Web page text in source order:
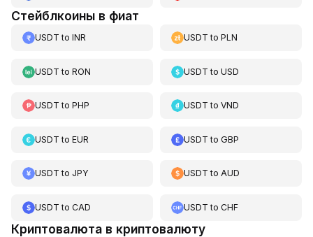
Стейблкоины в фиат
USDT to INR USDT toPLN
USDT to RON USDT toUSD
USDT to PHP USDT toVND
USDT to EUR USDT toGBP
USDT to JPY USDT toAUD
USDT to CAD USDT toCHF
Криптовалюта в криптовалюту